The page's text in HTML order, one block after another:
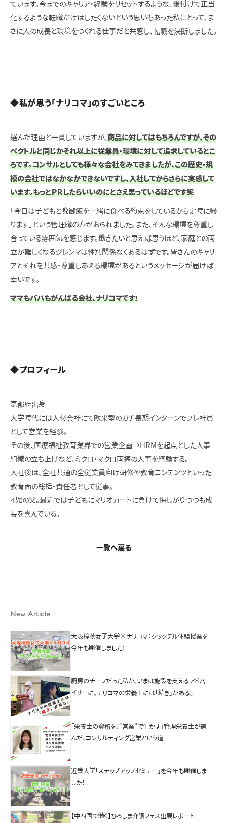
ています。今までのキャリア・経験をリセットするような、後付けで正当
化するような転職だけはしたくないという思いもあった私にとって、ま
さに人の成長と環境をつくれる仕事だと共感し、転職を決断しました。
◆私が思う「ナリコマ」のすごいところ
選んだ理由と一貫していますが、 商品に対してはもちろんですが、その
ベクトルと同じかそれ以上に従業員・環境に対して追求しているとこ
ろです。コンサルとしても様々な会社をみてきましたが、この歴史・規
模の会社ではなかなかできないですし、入社してからさらに実感して
います。もっとＰＲしたらいいのにとさえ思っているほどです笑
「今日は子どもと晩御飯を一緒に食べる約束をしているから定時に帰
ります」という管理職の方がおられました。また、そんな環境を尊重し
合っている雰囲気を感じます。働きたいと思えば思うほど、家庭との両
立が難しくなるジレンマは性別関係なくあるはずです。皆さんのキャリ
アとそれを共感・尊重しあえる環境があるというメッセージが届けば
幸いです。
ママもパパもがんばる会社、ナリコマです！
◆プロフィール
京都府出身
大学時代には人材会社にて欧米型のガチ長期インターンでプレ社員
として営業を経験。
その後、医療福祉教育業界での営業企画→HRMを起点とした人事
組織の立ち上げなど、ミクロ・マクロ両極の人事を経験する。
入社後は、全社共通の全従業員向け研修や教育コンテンツといった
教育面の総括・責任者として従事。
４児の父。最近では子どもにマリオカートに負けて悔しがりつつも成
長を喜んでいる。
一覧へ戻る
New Article
大阪樟蔭女子大学×ナリコマ：クックチル体験授業を
今年も開催しました！
厨房のチーフだった私が、いまは施設を支えるアドバ
イザーに。ナリコマの栄養士には「続き」がある。
「栄養士の資格を、“営業”で生かす」管理栄養士が選
んだ、コンサルティング営業という道
近畿大学「ステップアップセミナー」を今年も開催しま
した！
【中四国で働く】ひろしま介護フェス出展レポート